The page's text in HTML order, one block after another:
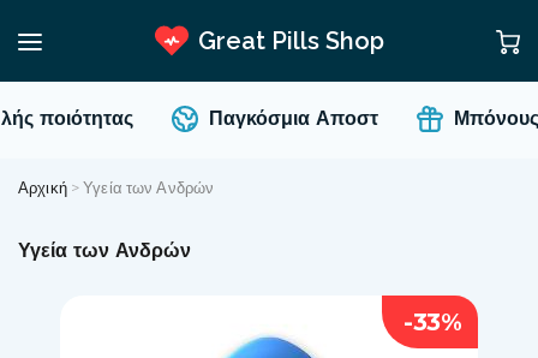
Great Pills Shop
ποιότητας Παγκόσμια Αποστ Μπόνους
Αρχική>Υγεία των Ανδρών
Υγεία των Ανδρών
-33%